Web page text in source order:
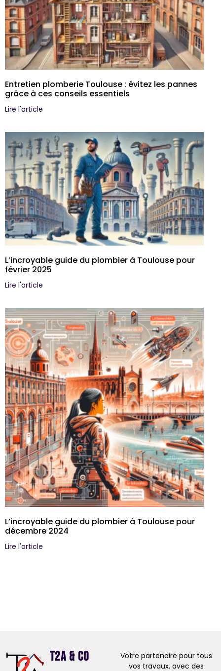
Entretien plomberie Toulouse : évitez les pannes
grâce à ces conseils essentiels
Lire l'article
L’incroyable guide du plombier à Toulouse pour
février 2025
Lire l'article
L’incroyable guide du plombier à Toulouse pour
décembre 2024
Lire l'article
T2A & Co
Votre partenaire pour tous
vos travaux, avec des